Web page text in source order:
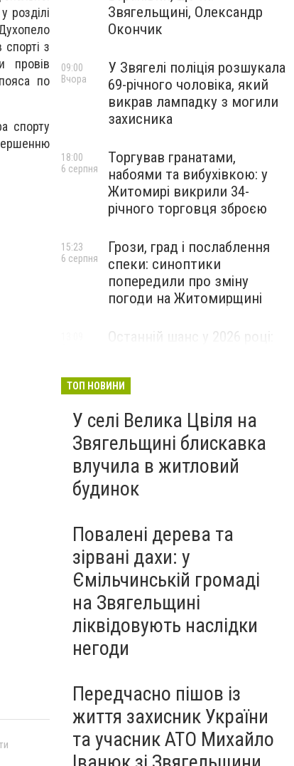
розділі
з
провів
по
спорту
Звягельщині, Олександр
Окончик
У Звягелі поліція розшукала
69-річного чоловіка, який
викрав лампадку з могили
захисника
09:00
Вчора
Торгував гранатами,
набоями та вибухівкою: у
Житомирі викрили 34-
річного торговця зброєю
18:00
6 серпня
Грози, град і послаблення
спеки: синоптики
попередили про зміну
погоди на Житомирщині
15:23
6 серпня
Останній шанс у 2026 році:
майбутніх водійок автобусів
ТОП НОВИНИ
У селі Велика Цвіля на
Звягельщині блискавка
влучила в житловий
будинок
Повалені дерева та
зірвані дахи: у
Ємільчинській громаді
на Звягельщині
ліквідовують наслідки
негоди
Передчасно пішов із
життя захисник України
та учасник АТО Михайло